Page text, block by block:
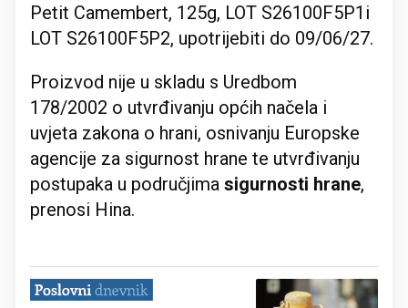
Petit Camembert, 125g, LOT S26100F5P1i
LOT S26100F5P2, upotrijebiti do 09/06/27.
Proizvod nije u skladu s Uredbom
178/2002 o utvrđivanju općih načela i
uvjeta zakona o hrani, osnivanju Europske
agencije za sigurnost hrane te utvrđivanju
postupaka u područjima sigurnosti hrane,
prenosi Hina.